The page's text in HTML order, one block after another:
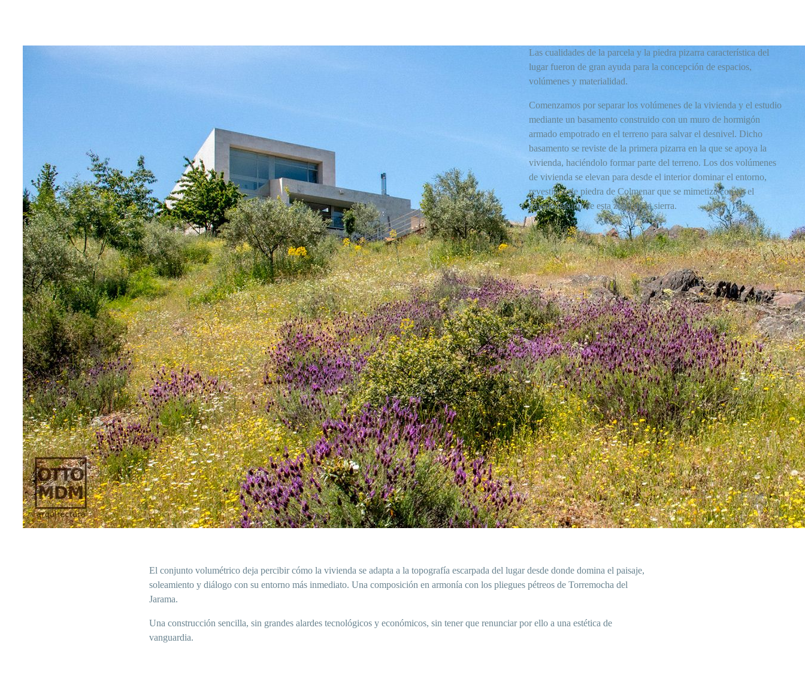
Las cualidades de la parcela y la piedra pizarra característica del
lugar fueron de gran ayuda para la concepción de espacios,
volúmenes y materialidad.
Comenzamos por separar los volúmenes de la vivienda y el estudio
mediante un basamento construido con un muro de hormigón
armado empotrado en el terreno para salvar el desnivel. Dicho
basamento se reviste de la primera pizarra en la que se apoya la
vivienda, haciéndolo formar parte del terreno. Los dos volúmenes
de vivienda se elevan para desde el interior dominar el entorno,
revestidos de piedra de Colmenar que se mimetiza con en el
paisaje natural de esta zona de la sierra.
El conjunto volumétrico deja percibir cómo la vivienda se adapta a la topografía escarpada del lugar desde donde domina el paisaje,
soleamiento y diálogo con su entorno más inmediato. Una composición en armonía con los pliegues pétreos de Torremocha del
Jarama.
Una construcción sencilla, sin grandes alardes tecnológicos y económicos, sin tener que renunciar por ello a unaestética de
vanguardia.